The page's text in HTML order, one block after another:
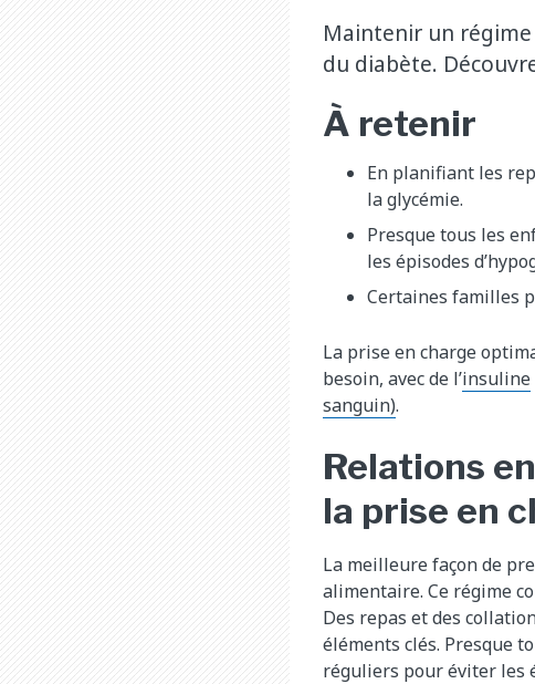
Maintenir un
du diabète.
À retenir
En planifiant les
la glycémie.
Presque tous les
les épisodes
Certaines familles
La prise en charge
besoin, avec de l’insuline
sanguin).
Relations
la prise en
La meilleure façon de
alimentaire. Ce régime
Des repas et des
éléments clés. Presque
réguliers pour éviter les